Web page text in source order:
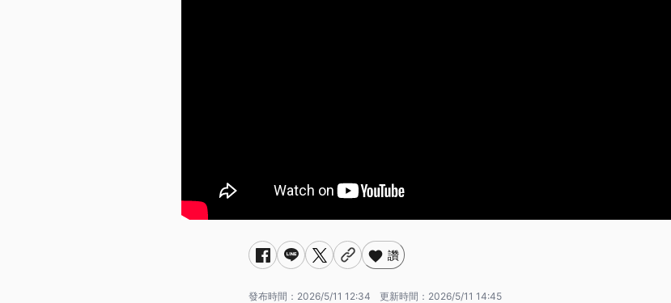
讚
發布時間： 2026/5/11 12:34 更新時間： 2026/5/11 14:45